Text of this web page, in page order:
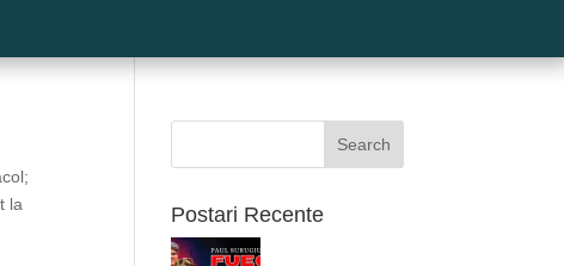
la
Search
Postari Recente